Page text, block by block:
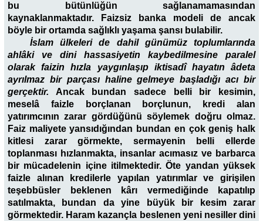
bu bütünlüğün sağlanamamasından
kaynaklanmaktadır. Faizsiz banka modeli de ancak
böyle bir ortamda sağlıklı yaşama şansı bulabilir.
İslam ülkeleri de dahil günümüz toplumlarında
ahlâki ve dini hassasiyetin kaybedilmesine paralel
olarak faizin hızla yaygınlaşıp iktisadî hayatın âdeta
ayrılmaz bir parçası haline gelmeye başladığı acı bir
gerçektir. Ancak bundan sadece belli bir kesimin,
meselâ faizle borçlanan borçlunun, kredi alan
yatırımcının zarar gördüğünü söylemek doğru olmaz.
Faiz maliyete yansıdığından bundan en çok geniş halk
kitlesi zarar görmekte, sermayenin belli ellerde
toplanması hızlanmakta, insanlar acımasız ve barbarca
bir mücadelenin içine itilmektedir. Öte yandan yüksek
faizle alınan kredilerle yapılan yatırımlar ve girişilen
teşebbüsler beklenen kârı vermediğinde kapatılıp
satılmakta, bundan da yine büyük bir kesim zarar
görmektedir. Haram kazançla beslenen yeni nesiller dini